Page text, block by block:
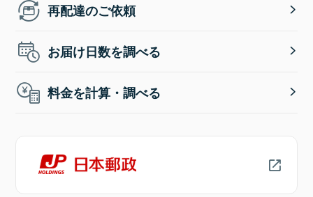
再配達のご依頼
お届け日数を調べる
料金を計算・調べる